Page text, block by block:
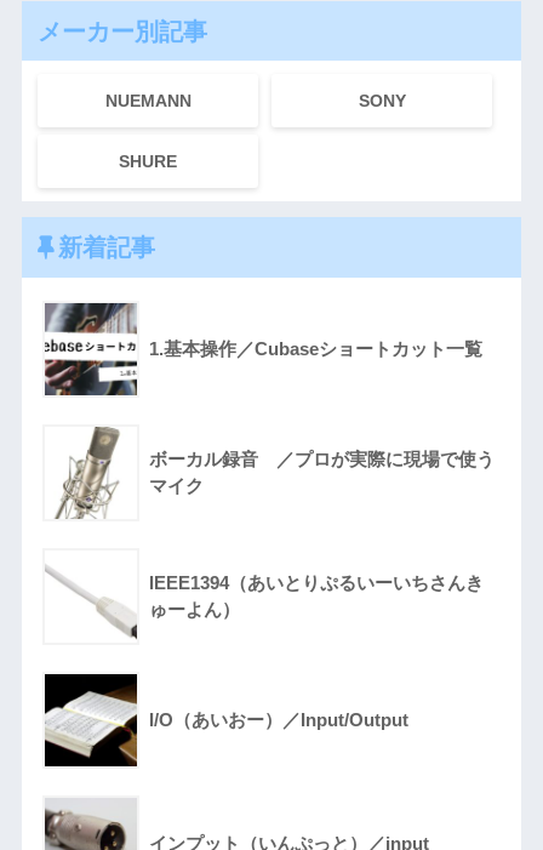
メーカー別記事
NUEMANN SONY
SHURE
新着記事
1.基本操作／Cubaseショートカット一覧
ボーカル録音 ／プロが実際に現場で使う
マイク
IEEE1394（あいとりぷるいーいちさんき
ゅーよん）
I/O（あいおー）／Input/Output
インプット（いんぷっと）／input